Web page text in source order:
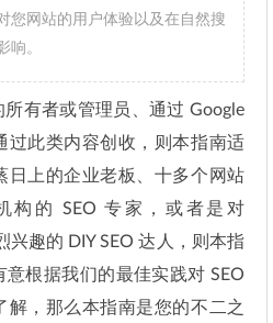
您网站的用户体验以及在自然搜
响。
有者或管理员、通过 Google
过此类内容创收，则本指南适
日上的企业老板、十多个网站
构的 SEO 专家，或者是对
兴趣的 DIY SEO 达人，则本指
根据我们的最佳实践对 SEO
解，那么本指南是您的不二之